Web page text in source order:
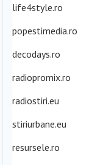
life4style.ro
popestimedia.ro
decodays.ro
radiopromix.ro
radiostiri.eu
stiriurbane.eu
resursele.ro